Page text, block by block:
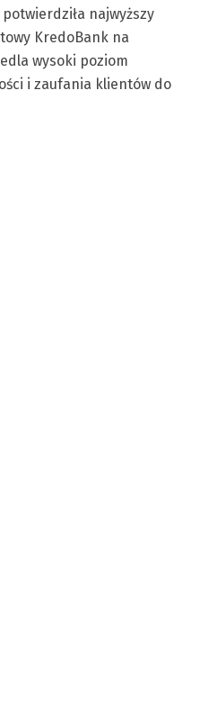
najwyższy
KredoBank na
wysoki poziom
i zaufania klientów do